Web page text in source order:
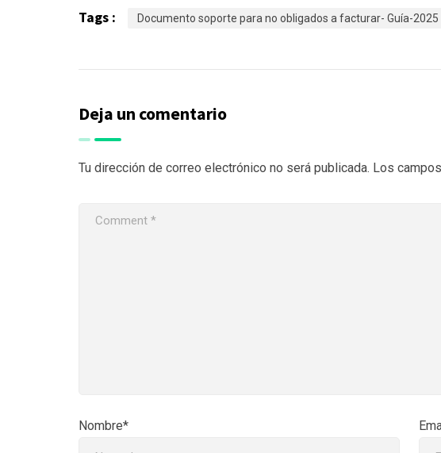
Tags : Documento soporte para no obligados a facturar- Guía-2025
Deja un comentario
Tu dirección de correo electrónico no será publicada. Los
Nombre*